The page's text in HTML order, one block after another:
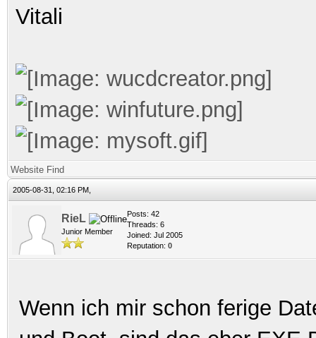
Vitali
Website Find
2005-08-31, 02:16 PM,
RieL
Junior Member
Posts: 42
Threads: 6
Joined: Jul 2005
Reputation: 0
Wenn ich mir schon ferige